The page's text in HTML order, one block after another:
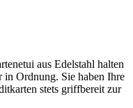
aus Edelstahl halten
in Ordnung. Sie haben Ihre
stets griffbereit zur